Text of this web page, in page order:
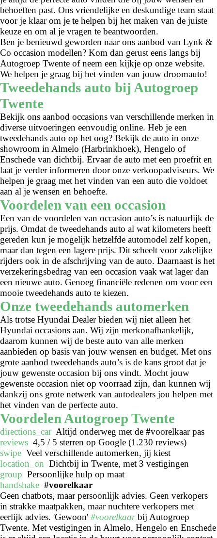
behoeften past. Ons vriendelijke en deskundige team staat
voor je klaar om je te helpen bij het maken van de juiste
keuze en om al je vragen te beantwoorden.
Ben je benieuwd geworden naar ons aanbod van Lynk &
Co occasion modellen? Kom dan gerust eens langs bij
Autogroep Twente of neem een kijkje op onze website.
We helpen je graag bij het vinden van jouw droomauto!
Tweedehands auto bij Autogroep
Twente
Bekijk ons aanbod occasions van verschillende merken in
diverse uitvoeringen eenvoudig online. Heb je een
tweedehands auto op het oog? Bekijk de auto in onze
showroom in Almelo (Harbrinkhoek), Hengelo of
Enschede van dichtbij. Ervaar de auto met een proefrit en
laat je verder informeren door onze verkoopadviseurs. We
helpen je graag met het vinden van een auto die voldoet
aan al je wensen en behoefte.
Voordelen van een occasion
Een van de voordelen van occasion auto’s is natuurlijk de
prijs. Omdat de tweedehands auto al wat kilometers heeft
gereden kun je mogelijk hetzelfde automodel zelf kopen,
maar dan tegen een lagere prijs. Dit scheelt voor zakelijke
rijders ook in de afschrijving van de auto. Daarnaast is het
verzekeringsbedrag van een occasion vaak wat lager dan
een nieuwe auto. Genoeg financiële redenen om voor een
mooie tweedehands auto te kiezen.
Onze tweedehands automerken
Als trotse Hyundai Dealer bieden wij niet alleen het
Hyundai occasions aan. Wij zijn merkonafhankelijk,
daarom kunnen wij de beste auto van alle merken
aanbieden op basis van jouw wensen en budget. Met ons
grote aanbod tweedehands auto’s is de kans groot dat je
jouw gewenste occasion bij ons vindt. Mocht jouw
gewenste occasion niet op voorraad zijn, dan kunnen wij
dankzij ons grote netwerk van autodealers jou helpen met
het vinden van de perfecte auto.
Voordelen Autogroep Twente
directions_carAltijd onderweg met de #voorelkaar pas
reviews 4,5 / 5 sterren op Google (1.230 reviews)
swipe Veel verschillende automerken, jij kiest
location_on Dichtbij in Twente, met 3 vestigingen
group Persoonlijke hulp op maat
handshake #voorelkaar
Geen chatbots, maar persoonlijk advies. Geen verkopers
in strakke maatpakken, maar nuchtere verkopers met
eerlijk advies. 'Gewoon' #voorelkaarbij Autogroep
Twente. Met vestigingen in Almelo, Hengelo en Enschede